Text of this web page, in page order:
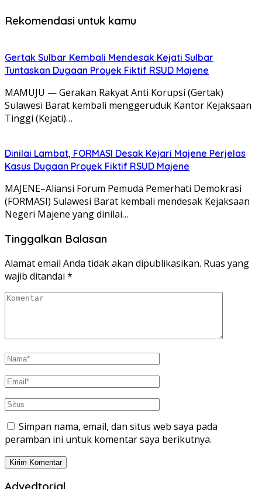
Rekomendasi untuk kamu
Gertak Sulbar Kembali Mendesak Kejati Sulbar
Tuntaskan Dugaan Proyek Fiktif RSUD Majene
MAMUJU — Gerakan Rakyat Anti Korupsi (Gertak)
Sulawesi Barat kembali menggeruduk Kantor Kejaksaan
Tinggi (Kejati)…
Dinilai Lambat, FORMASI Desak Kejari Majene Perjelas
Kasus Dugaan Proyek Fiktif RSUD Majene
MAJENE–Aliansi Forum Pemuda Pemerhati Demokrasi
(FORMASI) Sulawesi Barat kembali mendesak Kejaksaan
Negeri Majene yang dinilai…
Tinggalkan Balasan
Alamat email Anda tidak akan dipublikasikan. Ruas yang
wajib ditandai *
Simpan nama, email, dan situs web saya pada
peramban ini untuk komentar saya berikutnya.